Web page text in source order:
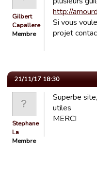
Gilbert
Capallere
Membre
http://
Si vous
projet
21/11/17 18:30
Stephane
La
Membre
Superbe
utiles
MERCI